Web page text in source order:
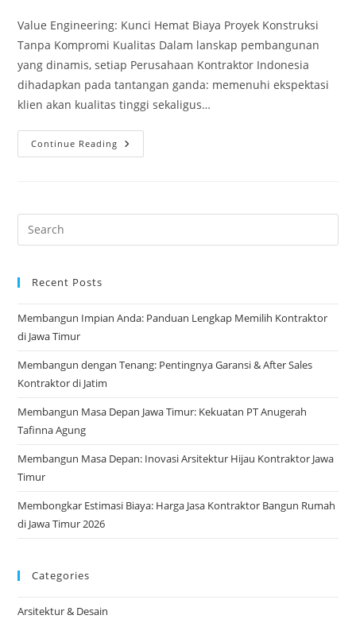
Value Engineering: Kunci Hemat Biaya Proyek Konstruksi
Tanpa Kompromi Kualitas Dalam lanskap pembangunan
yang dinamis, setiap Perusahaan Kontraktor Indonesia
dihadapkan pada tantangan ganda: memenuhi ekspektasi
klien akan kualitas tinggi sekaligus…
Continue Reading Value
Engineering:
Konstruksi
Kualitas
Recent Posts
Membangun Impian Anda: Panduan Lengkap Memilih Kontraktor
di Jawa Timur
Membangun dengan Tenang: Pentingnya Garansi & After Sales
Kontraktor di Jatim
Membangun Masa Depan Jawa Timur: Kekuatan PT Anugerah
Tafinna Agung
Membangun Masa Depan: Inovasi Arsitektur Hijau Kontraktor Jawa
Timur
Membongkar Estimasi Biaya: Harga Jasa Kontraktor Bangun Rumah
di Jawa Timur 2026
Categories
Arsitektur & Desain